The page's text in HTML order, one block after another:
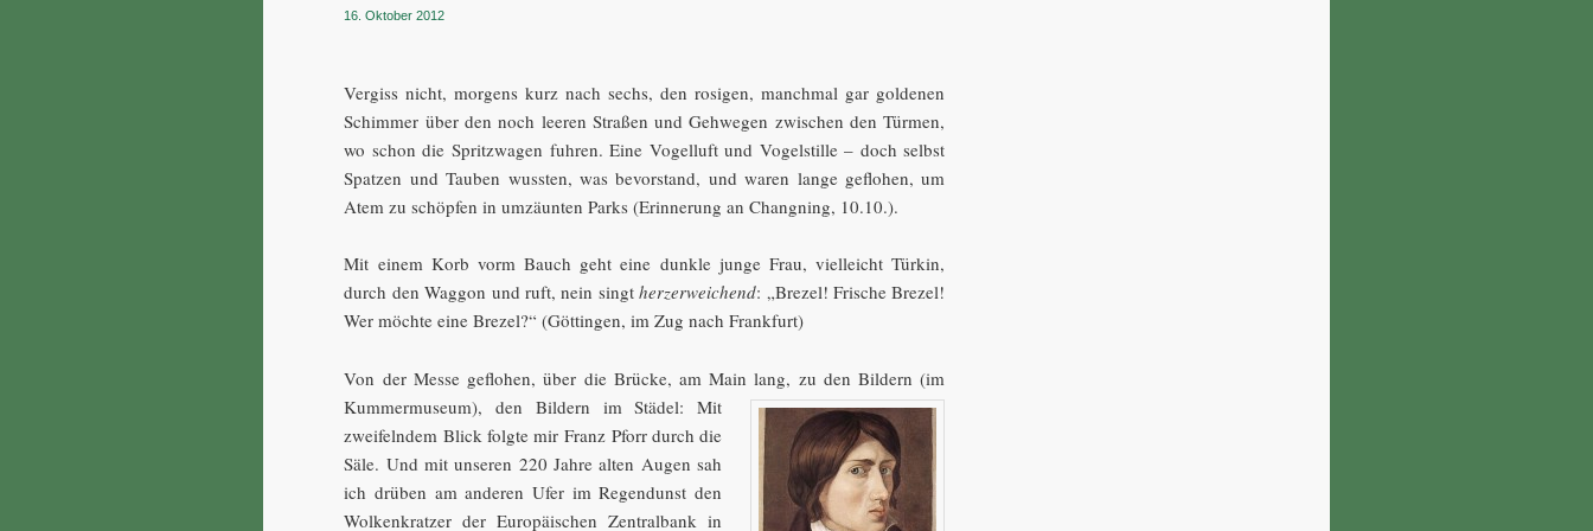
16. Oktober 2012
Vergiss nicht, morgens kurz nach sechs, den rosigen, manchmal gar goldenen
Schimmer über den noch leeren Straßen und Gehwegen zwischen den Türmen,
wo schon die Spritzwagen fuhren. Eine Vogelluft und Vogelstille – doch selbst
Spatzen und Tauben wussten, was bevorstand, und waren lange geflohen, um
Atem zu schöpfen in umzäunten Parks (Erinnerung an Changning, 10.10.).
Mit einem Korb vorm Bauch geht eine dunkle junge Frau, vielleicht Türkin,
durch den Waggon und ruft, nein singtherzerweichend: „Brezel! Frische Brezel!
Wer möchte eine Brezel?“ (Göttingen, im Zug nach Frankfurt)
Von der Messe geflohen, über die Brücke, am Main lang, zu denBildern (im
Kummermuseum), den Bildern im Städel: Mit
zweifelndem Blick folgte mir Franz Pforr durch die
Säle. Und mit unseren 220 Jahre alten Augen sah
ich drüben am anderen Ufer im Regendunst den
Wolkenkratzer der Europäischen Zentralbank in